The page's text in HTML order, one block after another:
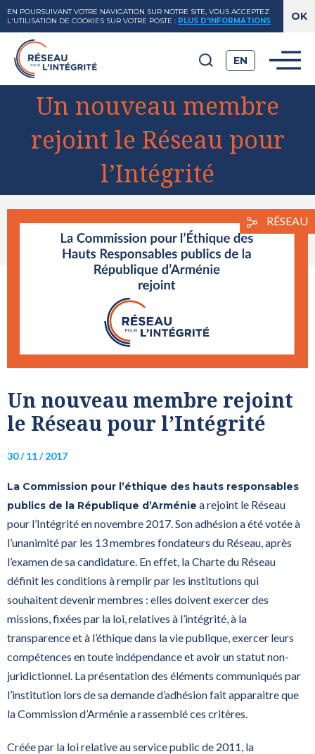
EN POURSUIVANT VOTRE NAVIGATION SUR NOTRE SITE, VOUS ACCEPTEZ
L'UTILISATION DE COOKIES SUR VOTRE POSTE : PLUS D'INFORMATIONS
EN
Un nouveau membre
rejoint le Réseau pour
l’Intégrité
RÉSEAU
Un nouveau membre rejoint
le Réseau pour l’Intégrité
30 / 11 / 2017
La Commission pour l’éthique des hauts responsables
publics de la République d’Arménie a rejoint le Réseau
pour l’Intégrité en novembre 2017. Son adhésion a été votée à
l’unanimité par les 13 membres fondateurs du Réseau, après
l’examen de sa candidature. En effet, la Charte du Réseau
définit les conditions à remplir par les institutions qui
souhaitent devenir membres : elles doivent exercer des
missions, fixées par la loi, relatives à l’intégrité, à la
transparence et à l’éthique dans la vie publique, exercer leurs
compétences en toute indépendance et avoir un statut non-
juridictionnel. La présentation des éléments communiqués par
l’institution lors de sa demande d’adhésion fait apparaitre que
la Commission d’Arménie a rassemblé ces critères.
Créée par la loi relative au service public de 2011, la